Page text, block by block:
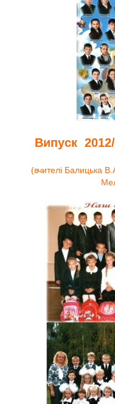
Випуск
(вчителі Балицька